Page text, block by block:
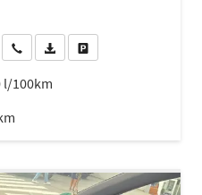
Wir rufen Sie anPDF-Datei, Fahrzeugexposé
l/100km